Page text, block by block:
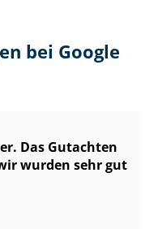
bei Google
Das Gutachten
wurden sehr gut